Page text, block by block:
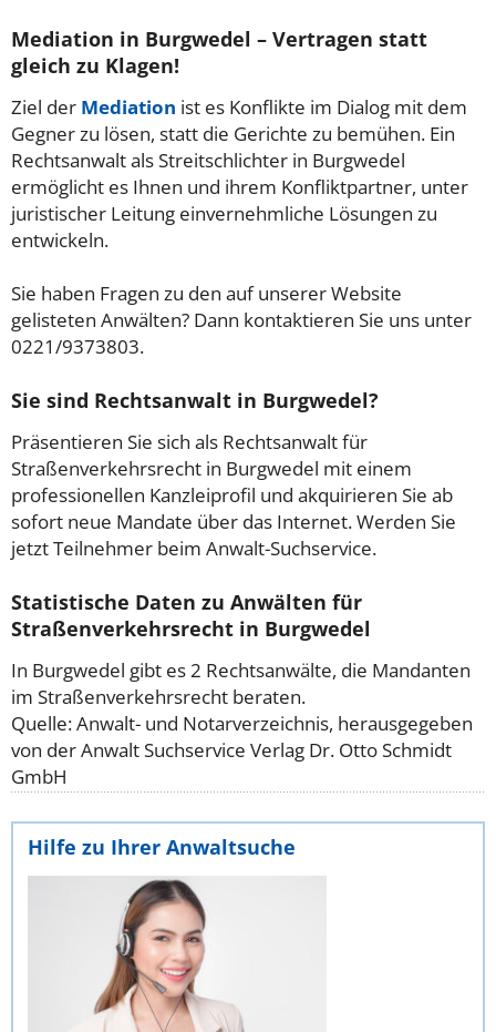
Mediation in Burgwedel – Vertragen statt
gleich zu Klagen!
Ziel der Mediation ist es Konflikte im Dialog mit dem
Gegner zu lösen, statt die Gerichte zu bemühen. Ein
Rechtsanwalt als Streitschlichter in Burgwedel
ermöglicht es Ihnen und ihrem Konfliktpartner, unter
juristischer Leitung einvernehmliche Lösungen zu
entwickeln.
Sie haben Fragen zu den auf unserer Website
gelisteten Anwälten? Dann kontaktieren Sie uns unter
0221/9373803.
Sie sind Rechtsanwalt in Burgwedel?
Präsentieren Sie sich als Rechtsanwalt für
Straßenverkehrsrecht in Burgwedel mit einem
professionellen Kanzleiprofil und akquirieren Sie ab
sofort neue Mandate über das Internet. Werden Sie
jetzt Teilnehmer beim Anwalt-Suchservice.
Statistische Daten zu Anwälten für
Straßenverkehrsrecht in Burgwedel
In Burgwedel gibt es 2 Rechtsanwälte, die Mandanten
im Straßenverkehrsrecht beraten.
Quelle: Anwalt- und Notarverzeichnis, herausgegeben
von der Anwalt Suchservice Verlag Dr. Otto Schmidt
GmbH
Hilfe zu Ihrer Anwaltsuche